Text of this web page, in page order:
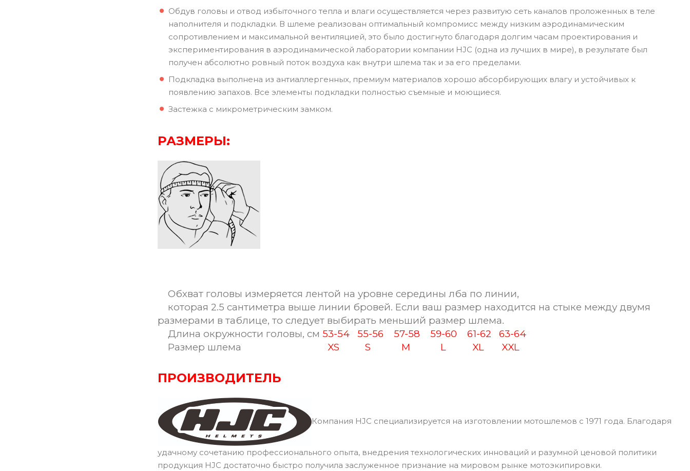
Обдув головы и отвод избыточного тепла и влаги осуществляется через развитую сеть каналов проложенных в теле
наполнителя и подкладки. В шлеме реализован оптимальный компромисс между низким аэродинамическим
сопротивлением и максимальной вентиляцией, это было достигнуто благодаря долгим часам проектирования и
экспериментирования в аэродинамической лаборатории компании HJC (одна из лучших в мире), в результате был
получен абсолютно ровный поток воздуха как внутри шлема так и за его пределами.
Подкладка выполнена из антиаллергенных, премиум материалов хорошо абсорбирующих влагу и устойчивых к
появлению запахов. Все элементы подкладки полностью съемные и моющиеся.
Застежка с микрометрическим замком.
РАЗМЕРЫ:
Обхват головы измеряется лентой на уровне середины лба по линии,
которая 2.5 сантиметра выше линии бровей. Если ваш размер находится на стыке между двумя
размерами в таблице, то следует выбирать меньший размер шлема.
Длина окружности головы, см 53-54 55-56 57-58 59-60 61-62 63-64
Размер шлема
XS S M L XL XXL
ПРОИЗВОДИТЕЛЬ
Компания HJC специализируется на изготовлении мотошлемов с 1971 года. Благодаря
удачному сочетанию профессионального опыта, внедрения технологических инноваций и разумной ценовой политики
продукция HJC достаточно быстро получила заслуженное признание на мировом рынке мотоэкипировки.